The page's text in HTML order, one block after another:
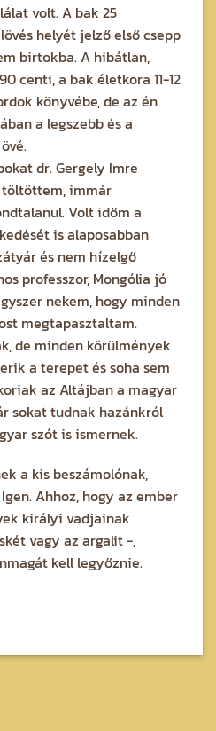
volt. A bak 25
helyét jelző első csepp
birtokba. A hibátlan,
centi, a bak életkora 11-12
könyvébe, de az én
a legszebb és a
dr. Gergely Imre
töltöttem, immár
Volt időm a
is alaposabban
és nem hízelgő
professzor, Mongólia jó
nekem, hogy minden
megtapasztaltam.
de minden körülmények
a terepet és soha sem
az Altájban a magyar
sokat tudnak hazánkról
szót is ismernek.
a kis beszámolónak,
Ahhoz, hogy az ember
királyi vadjainak
vagy az argalit -,
kell legyőznie.